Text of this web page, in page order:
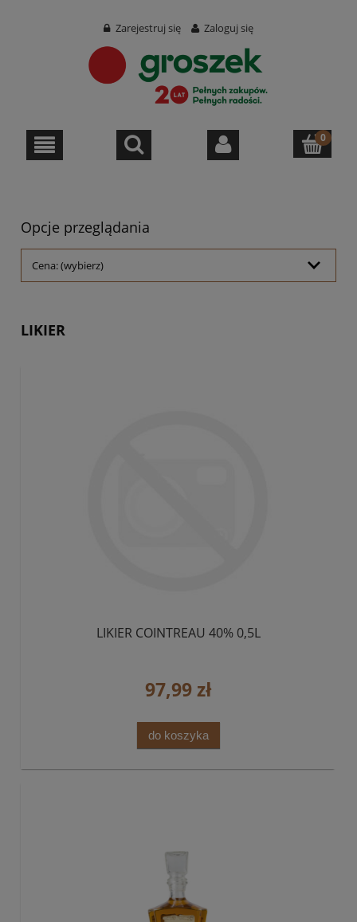
Zarejestruj się Zaloguj się
Opcje przeglądania
Cena: (wybierz)
LIKIER
LIKIER COINTREAU 40% 0,5L
97,99 zł
do koszyka